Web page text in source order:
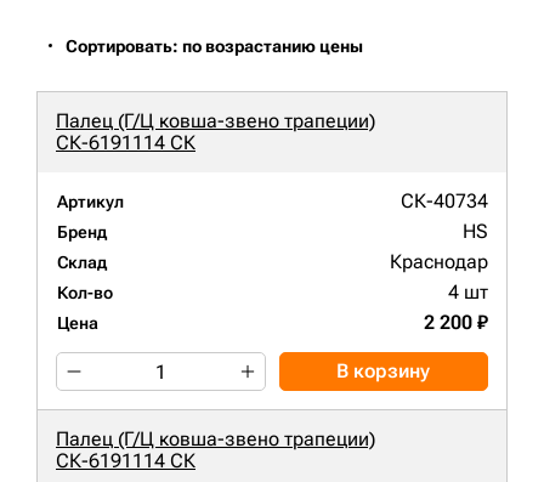
Сортировать: по возрастанию цены
Палец (Г/Ц ковша-звено трапеции)
СК-6191114 СК
Артикул СК-40734
Бренд HS
Склад Краснодар
Кол-во 4 шт
Цена 2 200 ₽
В корзину
Палец (Г/Ц ковша-звено трапеции)
СК-6191114 СК